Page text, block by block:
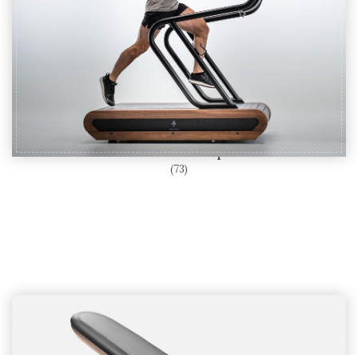
Cardio Fitness oprema
(73)